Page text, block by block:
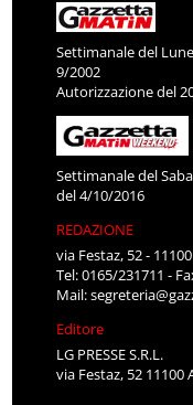
Settimanale del
9/2002
Autorizzazione del
Settimanale del
del 4/10/2016
REDAZIONE
via Festaz, 52 -
Tel: 0165/231711 -
Mail:
Editore
LG PRESSE S.R.L.
via Festaz, 52 11100